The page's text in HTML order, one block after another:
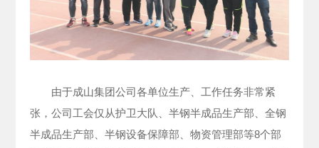
由于成山集团公司各单位生产、工作任务非常紧
张，公司工会仅从护卫大队、半钢半成品生产部、全钢
半成品生产部、半钢设备保障部、物资管理部等8个部